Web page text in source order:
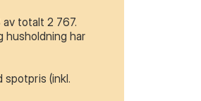
totalt 2 767.
husholdning har
spotpris (inkl.